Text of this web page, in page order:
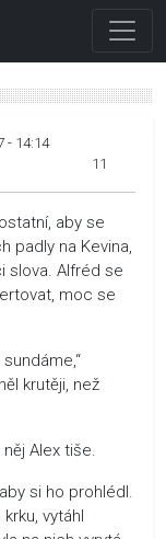
- 14:14
11
aby se
padly na Kevina,
slova. Alfréd se
moc se
krutěji, než
něj Alex tiše.
si ho prohlédl.
vytáhl